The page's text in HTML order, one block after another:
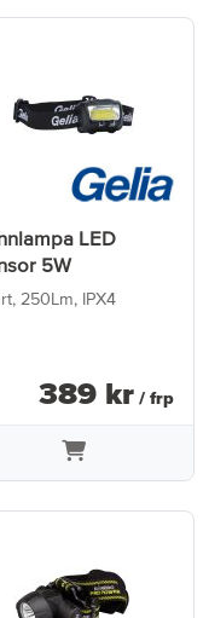
LED
5W
250Lm, IPX4
389 kr / frp